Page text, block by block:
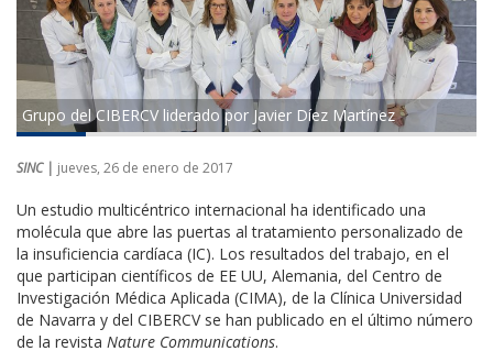
Grupo del CIBERCV liderado por Javier Díez Martínez
SINC | jueves, 26 de enero de 2017
Un estudio multicéntrico internacional ha identificado una
molécula que abre las puertas al tratamiento personalizado de
la insuficiencia cardíaca (IC). Los resultados del trabajo, en el
que participan científicos de EE UU, Alemania, del Centro de
Investigación Médica Aplicada (CIMA), de la Clínica Universidad
de Navarra y del CIBERCV se han publicado en el último número
de la revista Nature Communications.